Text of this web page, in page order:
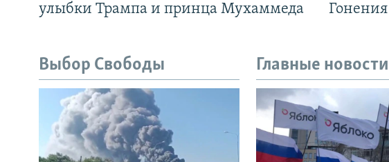
улыбки Трампа и принца Мухаммеда
Выбор Свободы Главные новости